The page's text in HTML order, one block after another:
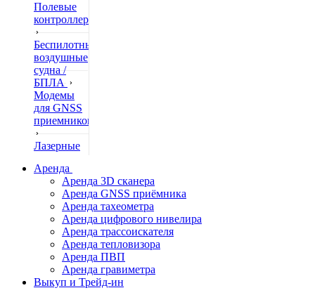
Полевые
контроллеры
Беспилотные
воздушные
судна /
БПЛА
Модемы
для GNSS
приемников
Лазерные
Нивелиры
Теодолиты
Трассоискатели
Неразрушающий
контроль
Аксессуары
Аренда
Аренда 3D сканера
Аренда GNSS приёмника
Аренда тахеометра
Аренда цифрового нивелира
Аренда трассоискателя
Аренда тепловизора
Аренда ПВП
Аренда гравиметра
Выкуп и Трейд-ин